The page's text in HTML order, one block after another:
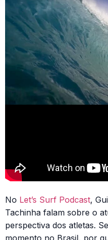
No Let’s Surf Podcast,
Tachinha falam sobre o
perspectiva dos atletas.